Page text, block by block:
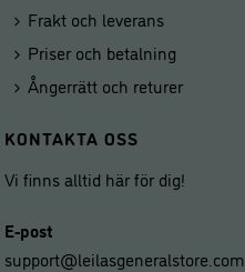
Frakt och leverans
Priser och betalning
Ångerrätt och returer
KONTAKTA OSS
Vi finns alltid här för dig!
E-post
support@leilasgeneralstore.com